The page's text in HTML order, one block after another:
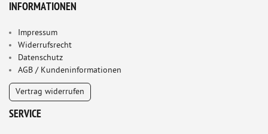
INFORMATIONEN
Impressum
Widerrufsrecht
Datenschutz
AGB / Kundeninformationen
Vertrag widerrufen
SERVICE